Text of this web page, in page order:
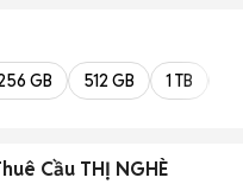
GB 512 GB 1 TB
Cầu THỊ NGHÈ